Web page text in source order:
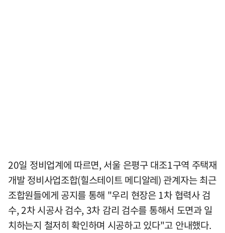
20일 정비업계에 따르면, 서울 은평구 대조1구역 주택재
개발 정비사업조합(힐스테이트 메디알레) 관계자는 최근
조합원들에게 공지를 통해 "우리 현장은 1차 협력사 검
수, 2차 시공사 검수, 3차 감리 검수를 통해서 도면과 일
치하는지 철저히 확인하며 시공하고 있다"고 안내했다.